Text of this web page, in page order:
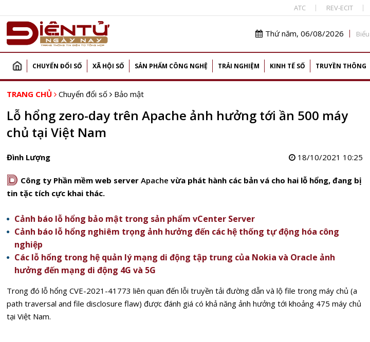
ATC REV-ECIT
Thứ năm, 06/08/2026
CHUYỂN ĐỔI SỐ XÃ HỘI SỐ SẢN PHẨM CÔNG NGHỆ TRẢI NGHIỆM KINH TẾ SỐ TRUYỀN THÔNG
TRANG CHỦ Chuyển đổi số Bảo mật
Lỗ hổng zero-day trên Apache ảnh hưởng tới ần 500 máy
chủ tại Việt Nam
Đình Lượng 18/10/2021 10:25
D Công ty Phần mềm web server Apache vừa phát hành các bản vá cho hai lỗ hổng, đang bị
tin tặc tích cực khai thác.
Cảnh báo lỗ hổng bảo mật trong sản phẩm vCenter Server
Cảnh báo lỗ hổng nghiêm trọng ảnh hưởng đến các hệ thống tự động hóa công
nghiệp
Các lỗ hổng trong hệ quản lý mạng di động tập trung của Nokia và Oracle ảnh
hưởng đến mạng di động 4G và 5G
Trong đó lỗ hổng CVE-2021-41773 liên quan đến lỗi truyền tải đường dẫn và lộ file trong máy chủ (a
path traversal and file disclosure flaw) được đánh giá có khả năng ảnh hưởng tới khoảng 475 máy chủ
tại Việt Nam.